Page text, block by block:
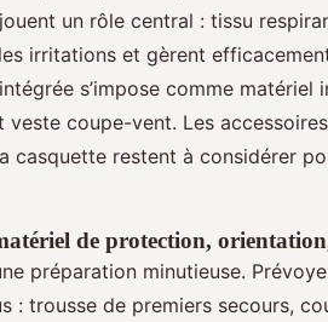
un rôle central : tissu
irritations et gèrent
s’impose comme matériel
coupe-vent. Les
casquette restent à considérer
de protection,
préparation minutieuse.
: trousse de premiers secours,